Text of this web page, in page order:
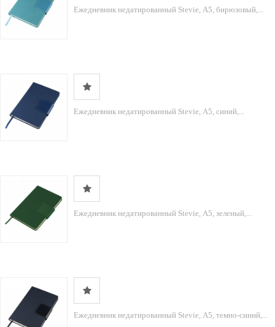
Ежедневник недатированный Stevie, А5, бирюзовый,...
Ежедневник недатированный Stevie, А5, синий,...
Ежедневник недатированный Stevie, А5, зеленый,...
Ежедневник недатированный Stevie, А5, темно-синий,...